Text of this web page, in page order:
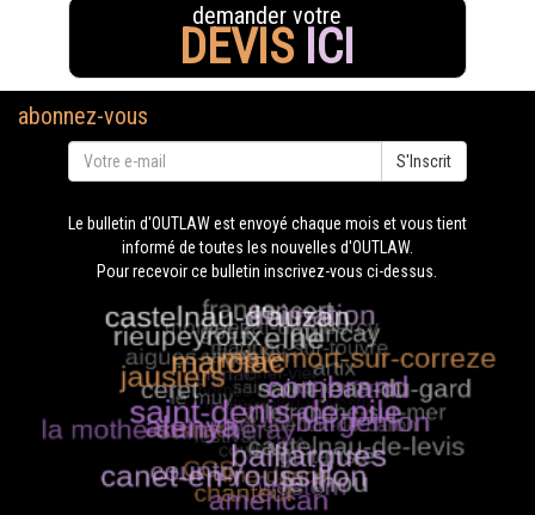
demander votre
DEVIS ICI
abonnez-vous
S'Inscrit
Le bulletin d'OUTLAW est envoyé chaque mois et vous tient
informé de toutes les nouvelles d'OUTLAW.
Pour recevoir ce bulletin inscrivez-vous ci-dessus.